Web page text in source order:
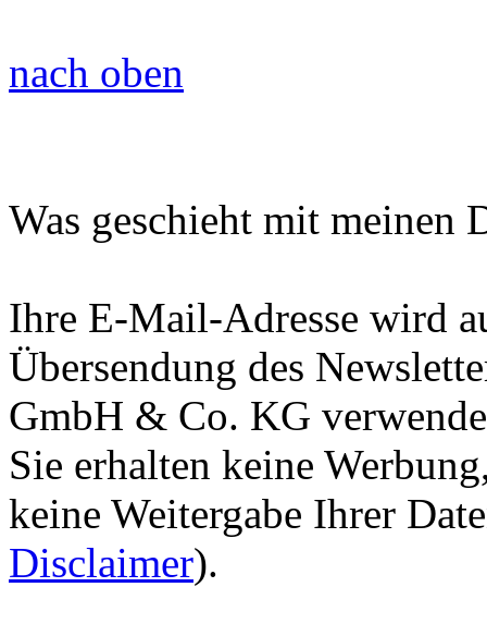
nach oben
Was geschieht mit meinen
Ihre E-Mail-Adresse wird
Übersendung des
GmbH & Co. KG
Sie erhalten keine
keine Weitergabe Ihrer
Disclaimer).